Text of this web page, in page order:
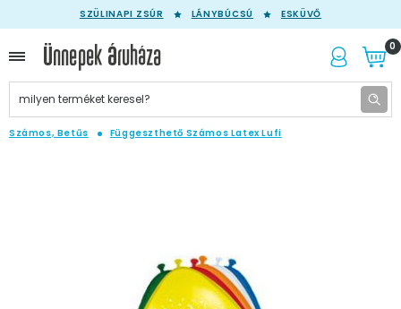
SZÜLINAPI ZSÚR LÁNYBÚCSÚ ESKÜVŐ
0
Számos, Betűs Függeszthető Számos Latex Lufi